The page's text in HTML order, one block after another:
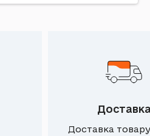
Доставка